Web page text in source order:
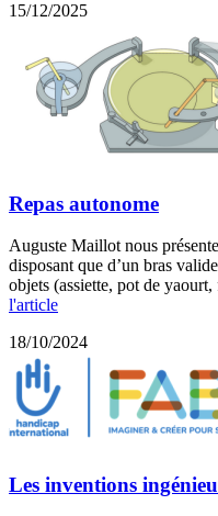
15/12/2025
Repas autonome
Auguste Maillot nous
disposant que d’un bras
objets (assiette, pot de
l'article
18/10/2024
Les inventions